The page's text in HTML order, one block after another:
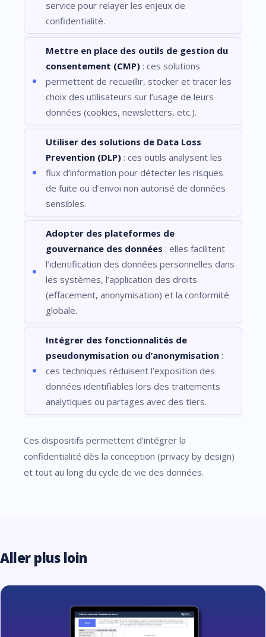
service pour relayer les enjeux de
confidentialité.
Mettre en place des outils de gestion du
consentement (CMP) : ces solutions
permettent de recueillir, stocker et tracer les
choix des utilisateurs sur l’usage de leurs
données (cookies, newsletters, etc.).
Utiliser des solutions de Data Loss
Prevention (DLP) : ces outils analysent les
flux d’information pour détecter les risques
de fuite ou d’envoi non autorisé de données
sensibles.
Adopter des plateformes de
gouvernance des données : elles facilitent
l’identification des données personnelles dans
les systèmes, l’application des droits
(effacement, anonymisation) et la conformité
globale.
Intégrer des fonctionnalités de
pseudonymisation ou d’anonymisation :
ces techniques réduisent l’exposition des
données identifiables lors des traitements
analytiques ou partages avec des tiers.
Ces dispositifs permettent d’intégrer la
confidentialité dès la conception (privacy by design)
et tout au long du cycle de vie des données.
Aller plus loin